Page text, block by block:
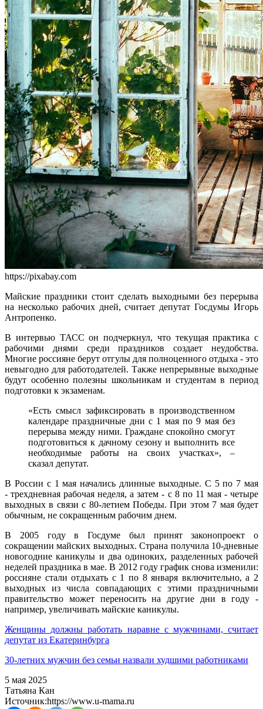
https://pixabay.com
Майские праздники стоит сделать выходными без перерыва
на несколько рабочих дней, считает депутат Госдумы Игорь
Антропенко.
В интервью ТАСС он подчеркнул, что текущая практика с
рабочими днями среди праздников создает неудобства.
Многие россияне берут отгулы для полноценного отдыха - это
невыгодно для работодателей. Также непрерывные выходные
будут особенно полезны школьникам и студентам в период
подготовки к экзаменам.
«Есть смысл зафиксировать в производственном
календаре праздничные дни с 1 мая по 9 мая без
перерыва между ними. Граждане спокойно смогут
подготовиться к дачному сезону и выполнить все
необходимые работы на своих участках», –
сказал депутат.
В России с 1 мая начались длинные выходные. С 5 по 7 мая
- трехдневная рабочая неделя, а затем - с 8 по 11 мая - четыре
выходных в связи с 80-летием Победы. При этом 7 мая будет
обычным, не сокращенным рабочим днем.
В 2005 году в Госдуме был принят законопроект о
сокращении майских выходных. Страна получила 10-дневные
новогодние каникулы и два одиноких, разделенных рабочей
неделей праздника в мае. В 2012 году график снова изменили:
россияне стали отдыхать с 1 по 8 января включительно, а 2
выходных из числа совпадающих с этими праздничными
правительство может переносить на другие дни в году -
например, увеличивать майские каникулы.
Женщины должны работать наравне с мужчинами, считает
депутат из Екатеринбурга
30-летних мужчин без семьи назвали худшими работниками
5 мая 2025
Татьяна Кан
Источник:https://www.u-mama.ru